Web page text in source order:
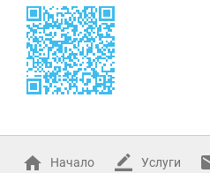
Начало Услуги